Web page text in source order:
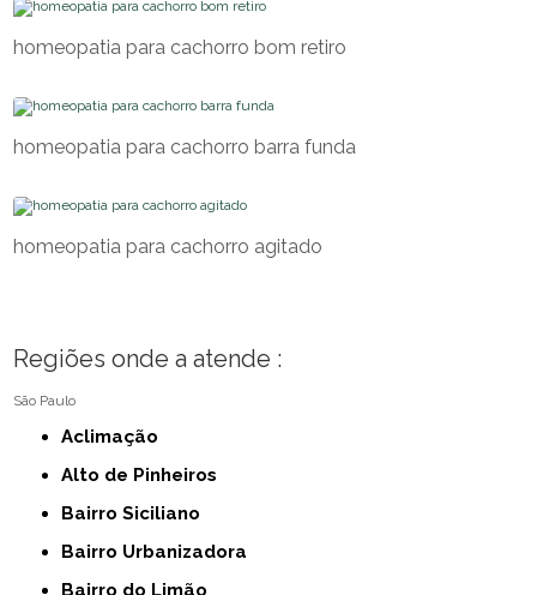
homeopatia para cachorro bom retiro
homeopatia para cachorro barra funda
homeopatia para cachorro agitado
Regiões onde a atende :
São Paulo
Aclimação
Alto de Pinheiros
Bairro Siciliano
Bairro Urbanizadora
Bairro do Limão